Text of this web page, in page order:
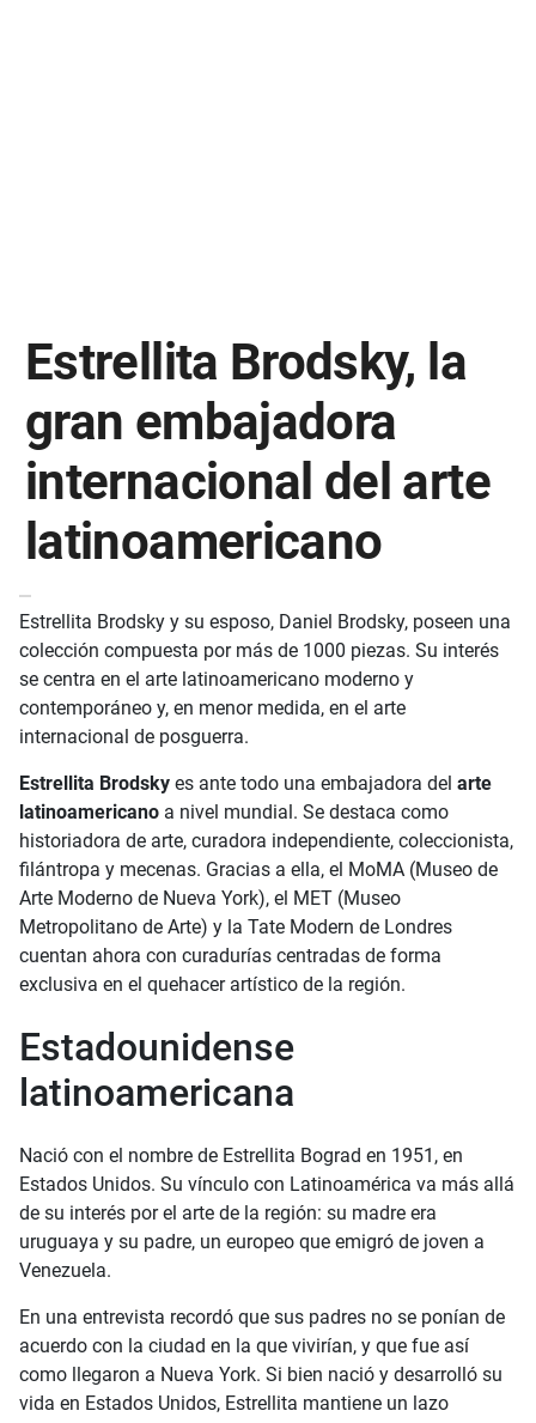
Estrellita Brodsky, la
gran embajadora
internacional del arte
latinoamericano
Estrellita Brodsky y su esposo, Daniel Brodsky, poseen una
colección compuesta por más de 1000 piezas. Su interés
se centra en el arte latinoamericano moderno y
contemporáneo y, en menor medida, en el arte
internacional de posguerra.
Estrellita Brodsky es ante todo una embajadora del arte
latinoamericano a nivel mundial. Se destaca como
historiadora de arte, curadora independiente, coleccionista,
filántropa y mecenas. Gracias a ella, el MoMA (Museo de
Arte Moderno de Nueva York), el MET (Museo
Metropolitano de Arte) y la Tate Modern de Londres
cuentan ahora con curadurías centradas de forma
exclusiva en el quehacer artístico de la región.
Estadounidense
latinoamericana
Nació con el nombre de Estrellita Bograd en 1951, en
Estados Unidos. Su vínculo con Latinoamérica va más allá
de su interés por el arte de la región: su madre era
uruguaya y su padre, un europeo que emigró de joven a
Venezuela.
En una entrevista recordó que sus padres no se ponían de
acuerdo con la ciudad en la que vivirían, y que fue así
como llegaron a Nueva York. Si bien nació y desarrolló su
vida en Estados Unidos, Estrellita mantiene un lazo